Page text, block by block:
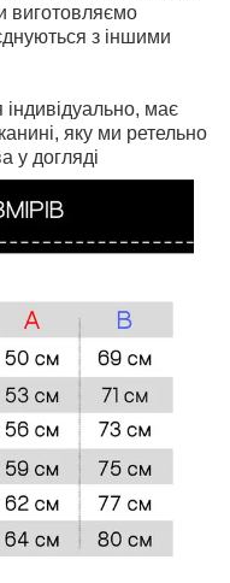
виготовляємо
з іншими
має
яку ми ретельно
у догляді